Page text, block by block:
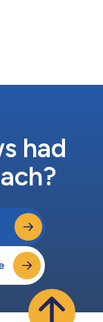
供所需的多因素身
有垂直领域的安
份验证和认证领域
因素。 被动式面
话或自助服务终
的反欺骗措施能够
had